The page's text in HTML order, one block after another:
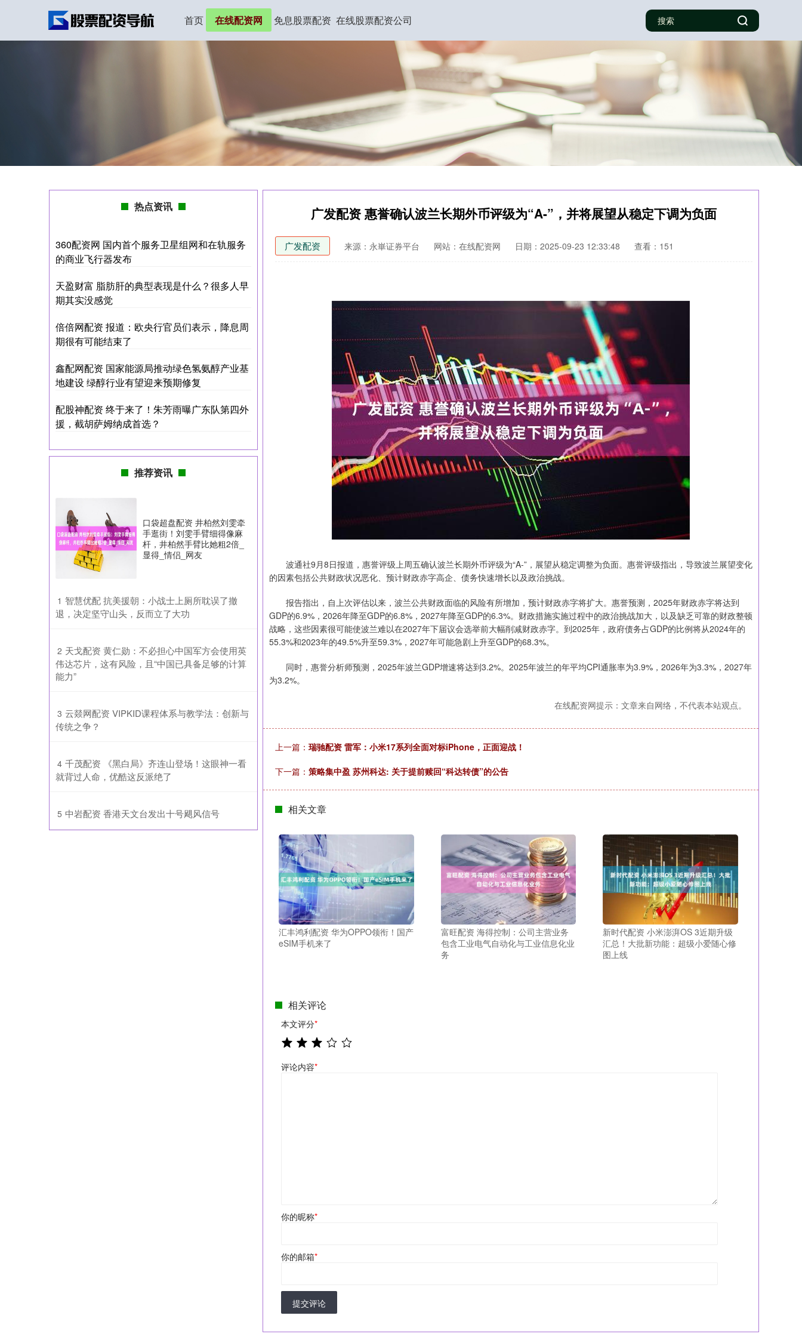
首页 在线配资网 免息股票配资 在线股票配资公司
广发配资 惠誉确认波兰长期外币评级为“A-”，并将展望从稳定下调为负面
广发配资 来源：永崋证券平台 网站：在线配资网 日期：2025-09-23 12:33:48 查看：151
波通社9月8日报道，惠誉评级上周五确认波兰长期外币评级为“A-”，展望从稳定调整为负面。惠誉评级指出，导致波兰展望变化
的因素包括公共财政状况恶化、预计财政赤字高企、债务快速增长以及政治挑战。
报告指出，自上次评估以来，波兰公共财政面临的风险有所增加，预计财政赤字将扩大。惠誉预测，2025年财政赤字将达到
GDP的6.9%，2026年降至GDP的6.8%，2027年降至GDP的6.3%。财政措施实施过程中的政治挑战加大，以及缺乏可靠的财政整顿
战略，这些因素很可能使波兰难以在2027年下届议会选举前大幅削减财政赤字。到2025年，政府债务占GDP的比例将从2024年的
55.3%和2023年的49.5%升至59.3%，2027年可能急剧上升至GDP的68.3%。
同时，惠誉分析师预测，2025年波兰GDP增速将达到3.2%。2025年波兰的年平均CPI通胀率为3.9%，2026年为3.3%，2027年
为3.2%。
在线配资网提示：文章来自网络，不代表本站观点。
上一篇： 瑞驰配资 雷军：小米17系列全面对标iPhone，正面迎战！
下一篇： 策略集中盈 苏州科达: 关于提前赎回“科达转债”的公告
相关文章
汇丰鸿利配资 华为OPPO领衔！国产
eSIM手机来了
富旺配资 海得控制：公司主营业务
包含工业电气自动化与工业信息化业
务
新时代配资 小米澎湃OS 3近期升级
汇总！大批新功能：超级小爱随心修
图上线
相关评论
本文评分*
评论内容*
你的昵称*
你的邮箱*
提交评论
热点资讯
360配资网 国内首个服务卫星组网和在轨服务
的商业飞行器发布
天盈财富 脂肪肝的典型表现是什么？很多人早
期其实没感觉
倍倍网配资 报道：欧央行官员们表示，降息周
期很有可能结束了
鑫配网配资 国家能源局推动绿色氢氨醇产业基
地建设 绿醇行业有望迎来预期修复
配股神配资 终于来了！朱芳雨曝广东队第四外
援，截胡萨姆纳成首选？
推荐资讯
口袋超盘配资 井柏然刘雯牵
手逛街！刘雯手臂细得像麻
杆，井柏然手臂比她粗2倍_
显得_情侣_网友
1 ​智慧优配 抗美援朝：小战士上厕所耽误了撤
退，决定坚守山头，反而立了大功
2 ​天戈配资 黄仁勋：不必担心中国军方会使用英
伟达芯片，这有风险，且“中国已具备足够的计算
能力”
3 ​云燚网配资 VIPKID课程体系与教学法：创新与
传统之争？
4 ​千茂配资 《黑白局》齐连山登场！这眼神一看
就背过人命，优酷这反派绝了
5 ​中岩配资 香港天文台发出十号飓风信号